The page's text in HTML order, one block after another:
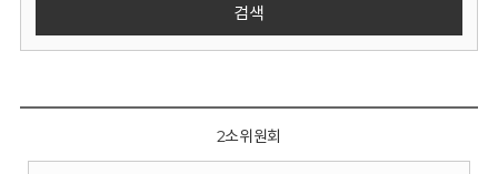
검색
2소위원회